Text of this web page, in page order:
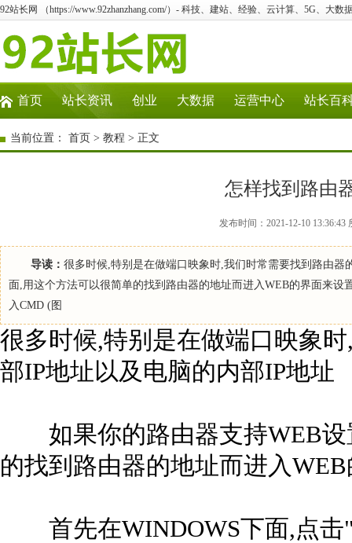
92站长网 （https://www.92zhanzhang.com/）- 科技、建站、经验、云计算、5G、大数
首页 站长资讯 创业 大数据 运营中心 站长百
当前位置： 首页 > 教程 > 正文
怎样找到路由
发布时间：2021-12-10
导读： 很多时候,特别是在做端口映象时,我们时常需要找到路由
面,用这个方法可以很简单的找到路由器的地址而进入WEB的界面来
入CMD (图
很多时候,特别是在做端口映象
部IP地址以及电脑的内部IP地址
如果你的路由器支持WEB设
的找到路由器的地址而进入
首先在WINDOWS下面,点击